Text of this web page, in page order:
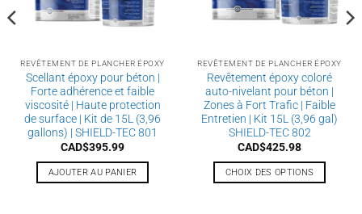
REVÊTEMENT DE PLANCHER ÉPOXY
Scellant époxy pour béton |
Forte adhérence et faible
viscosité | Haute protection
de surface | Kit de 15L (3,96
gallons) | SHIELD-TEC 801
CAD$395.99
AJOUTER AU PANIER
REVÊTEMENT DE PLANCHER ÉPOXY
Revêtement époxy coloré
auto-nivelant pour béton |
Zones à Fort Trafic | Faible
Entretien | Kit 15L (3,96 gal)
SHIELD-TEC 802
CAD$425.98
CHOIX DES OPTIONS